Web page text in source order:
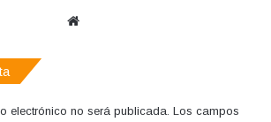
electrónico no será publicada. Los campos